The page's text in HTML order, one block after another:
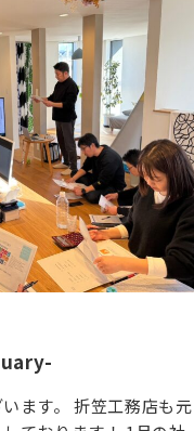
ます。 折笠工務店も元